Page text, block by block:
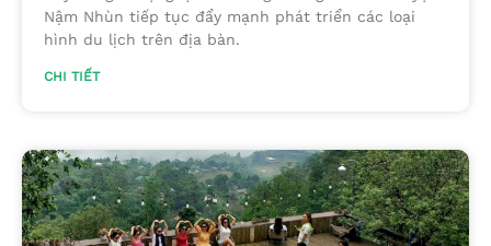
Nậm Nhùn tiếp tục đẩy mạnh phát triển các loại
hình du lịch trên địa bàn.
CHI TIẾT